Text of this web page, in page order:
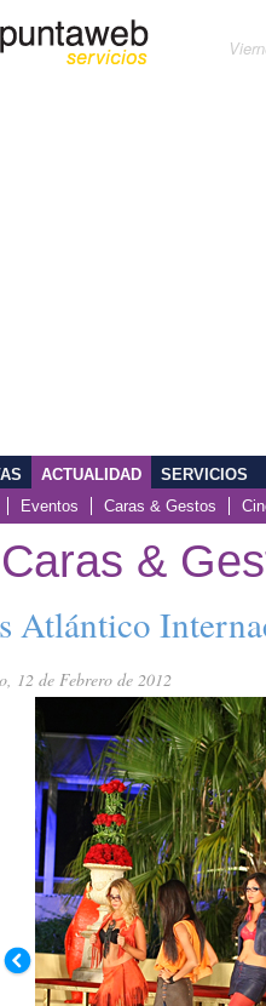
ACTUALIDAD
Eventos Caras & Gestos
SERVICIOS
Caras &
Atlántico
12 de Febrero de 2012